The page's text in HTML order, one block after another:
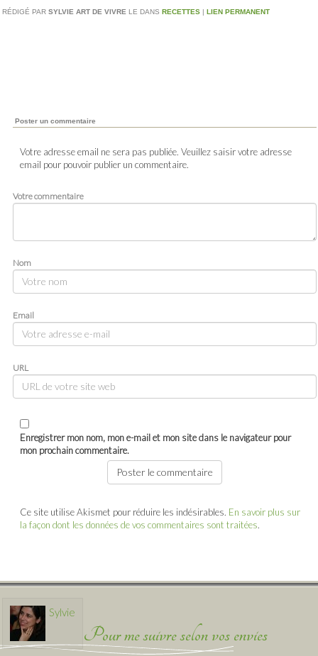
RÉDIGÉ PAR SYLVIE ART DE VIVRE LE DANS RECETTES | LIEN PERMANENT
Poster un commentaire
Votre adresse email ne sera pas publiée. Veuillez saisir votre adresse
email pour pouvoir publier un commentaire.
Votre commentaire
Nom
Email
URL
Enregistrer mon nom, mon e-mail et mon site dans le navigateur pour
mon prochain commentaire.
Ce site utilise Akismet pour réduire les indésirables. En savoir plus sur
la façon dont les données de vos commentaires sont traitées.
Sylvie
Pour me suivre selon vos envies